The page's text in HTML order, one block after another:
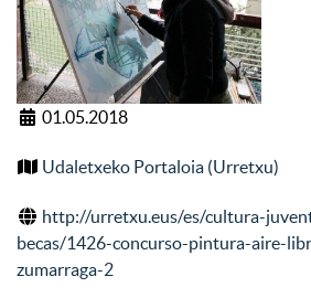
01.05.2018
Udaletxeko Portaloia (Urretxu)
http://urretxu.eus/es/cultura-
becas/1426-concurso-pintura-aire-
zumarraga-2